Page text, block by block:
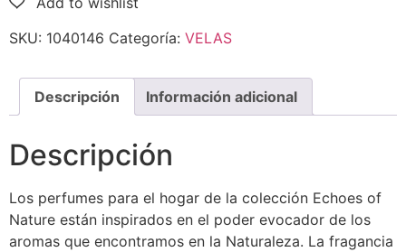
SKU: 1040146 Categoría: VELAS
Descripción Información adicional
Descripción
Los perfumes para el hogar de la colección Echoes of
Nature están inspirados en el poder evocador de los
aromas que encontramos en la Naturaleza. La fragancia